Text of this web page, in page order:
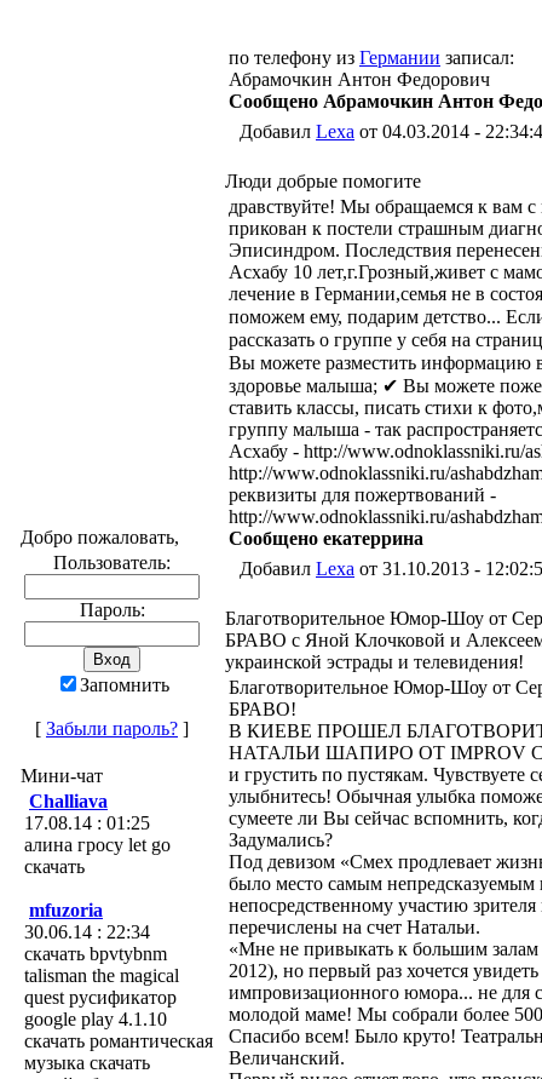
Добро пожаловать,
Пользователь:
Пароль:
Запомнить
[ Забыли пароль? ]
Мини-чат
Challiava
17.08.14 : 01:25
алина гросу let go
скачать
mfuzoria
30.06.14 : 22:34
скачать bpvtybnm
talisman the magical
quest русификатор
google play 4.1.10
скачать романтическая
музыка скачать
по телефону из Германии записал:
Абрамочкин Антон Федорович
Сообщено Абрамочкин Антон
Добавил Lexa от 04.03.2014 -
Люди добрые помогите
дравствуйте! Мы обращаемся к вам
прикован к постели страшным
Эписиндром. Последствия
Асхабу 10 лет,г.Грозный,живет с
лечение в Германии,семья не в
поможем ему, подарим детство...
рассказать о группе у себя на
Вы можете разместить информацию
здоровье малыша; ✔ Вы можете
ставить классы, писать стихи к
группу малыша - так
Асхабу - http://www.odnoklassniki.ru/
http://www.odnoklassniki.ru/
реквизиты для пожертвований -
http://www.odnoklassniki.ru/
Сообщено екатеррина
Добавил Lexa от 31.10.2013 -
Благотворительное Юмор-Шоу от
БРАВО с Яной Клочковой и
украинской эстрады и телевидения!
Благотворительное Юмор-Шоу от
БРАВО!
В КИЕВЕ ПРОШЕЛ
НАТАЛЬИ ШАПИРО ОТ IMPROV
и грустить по пустякам. Чувствуете
улыбнитесь! Обычная улыбка
сумеете ли Вы сейчас вспомнить,
Задумались?
Под девизом «Смех продлевает
было место самым
непосредственному участию
перечислены на счет Натальи.
«Мне не привыкать к большим
2012), но первый раз хочется
импровизационного юмора... не
молодой маме! Мы собрали более
Спасибо всем! Было круто!
Величанский.